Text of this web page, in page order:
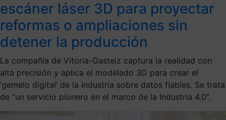
escáner láser 3D para proyectar
reformas o ampliaciones sin
detener la producción
La compañía de Vitoria-Gasteiz captura la realidad con
alta precisión y aplica el modelado 3D para crear el
‘gemelo digital’ de la industria sobre datos fiables. Se trata
de “un servicio pionero en el marco de la Industria 4.0”.